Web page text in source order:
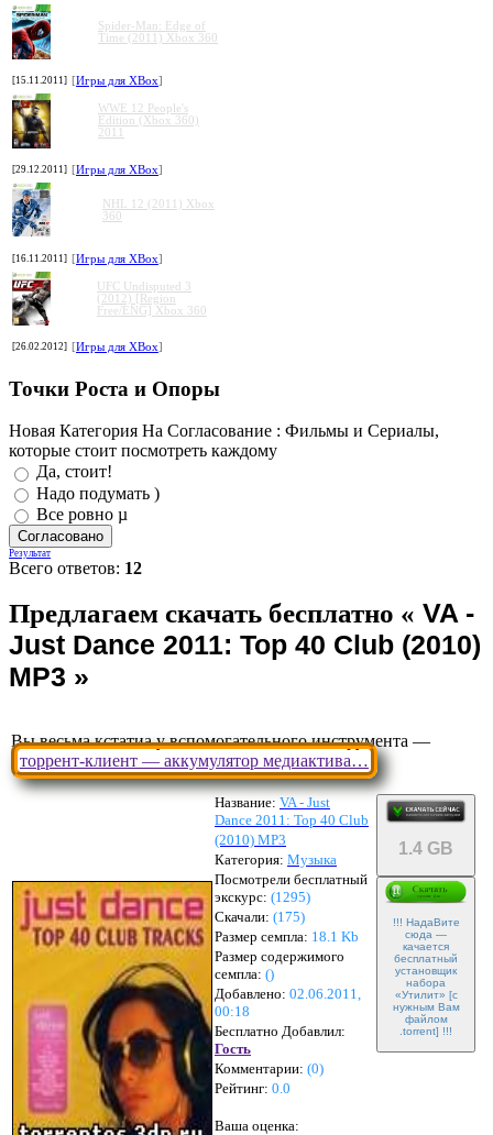
Spider-Man: Edge of
Time (2011) Xbox 360
[15.11.2011] [Игры для XBox]
WWE 12 People's
Edition (Xbox 360)
2011
[29.12.2011] [Игры для XBox]
NHL 12 (2011) Xbox
360
[16.11.2011] [Игры для XBox]
UFC Undisputed 3
(2012) [Region
Free/ENG] Xbox 360
[26.02.2012] [Игры для XBox]
Точки Роста и Опоры
Новая Категория На Согласование : Фильмы и Сериалы,
которые стоит посмотреть каждому
Да, стоит!
Надо подумать )
Все ровно µ
Результат
Всего ответов: 12
Вы весьма кстатиа у вспомогательного инструмента —
торрент-клиент — аккумулятор медиактива…
Название: VA - Just
Dance 2011: Top 40 Club
(2010) MP3
1.4 GB
!!! НадаВите
сюда —
качается
бесплатный
установщик
набора
«Утилит» [с
нужным Вам
файлом
.torrent] !!!
Категория: Музыка
Посмотрели бесплатный
экскурс: (1295)
Скачали: (175)
Размер семпла: 18.1 Kb
Размер содержимого
семпла: ()
Добавлено: 02.06.2011,
00:18
Бесплатно Добавлил:
Гость
Комментарии: (0)
Рейтинг: 0.0
Ваша оценка: